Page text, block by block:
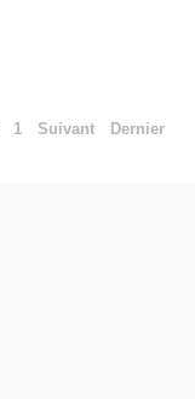
1 Suivant Dernier